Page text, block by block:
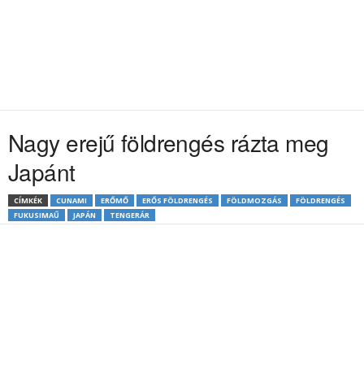
Nagy erejű földrengés rázta meg
Japánt
CÍMKÉK CUNAMI ERŐMŐ ERŐS FÖLDRENGÉS FÖLDMOZGÁS
FÖLDRENGÉS
FUKUSIMAŰ
JAPÁN TENGERÁR